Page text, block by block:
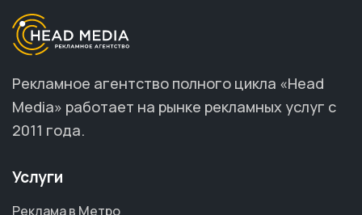
Рекламное агентство полного цикла «Head
Media» работает на рынке рекламных услуг с
2011 года.
Услуги
Реклама в Метро